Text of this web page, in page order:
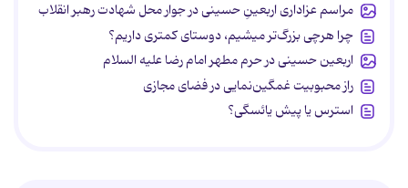
مراسم عزاداری اربعینِ حسینی در جوار محل شهادت رهبر انقلاب
چرا هرچی بزرگ‌تر میشیم، دوستای کمتری داریم؟
اربعین حسینی در حرم مطهر امام رضا علیه السلام
راز محبوبیت غمگین‌نمایی در فضای مجازی
استرس یا پیش یائسگی؟